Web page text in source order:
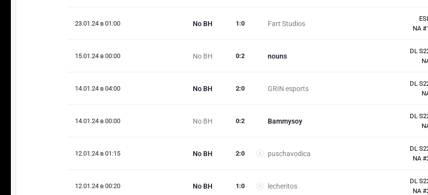
23.01.24 в 01:00 No BH Fart Studios
1 :0
ESL
NA
15.01.24 в 00:00 No BH nouns
0:2
DL
14.01.24 в 04:00 No BH GRIN esports
2:0
DL
14.01.24 в 00:00 No BH Bammysoy
0:2
DL
12.01.24 в 01:15 No BH puschavodica
2:0
DL
NA
12.01.24 в 00:20 No BH lecheritos
1 :0
DL
NA